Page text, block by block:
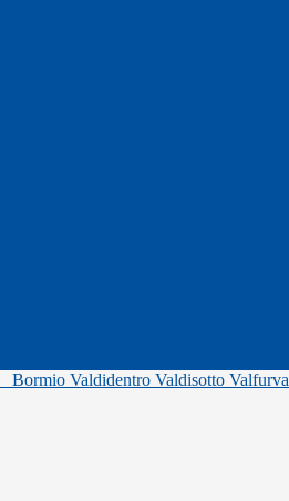
Bormio Valdidentro Valdisotto Valfurva